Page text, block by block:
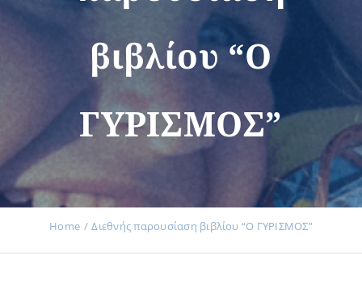
Εκδηλώσεις
Νέα
Προϊόντα
βιβλίου “Ο
ΓΥΡΙΣΜΟΣ”
Home Διεθνής παρουσίαση βιβλίου “Ο ΓΥΡΙΣΜΟΣ”